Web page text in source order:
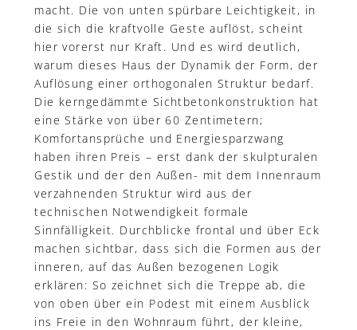
macht. Die von unten spürbare Leichtigkeit, in
die sich die kraftvolle Geste auflöst, scheint
hier vorerst nur Kraft. Und es wird deutlich,
warum dieses Haus der Dynamik der Form, der
Auflösung einer orthogonalen Struktur bedarf.
Die kerngedämmte Sichtbetonkonstruktion hat
eine Stärke von über 60 Zentimetern;
Komfortansprüche und Energiesparzwang
haben ihren Preis – erst dank der skulpturalen
Gestik und der den Außen- mit dem Innenraum
verzahnenden Struktur wird aus der
technischen Notwendigkeit formale
Sinnfälligkeit. Durchblicke frontal und über Eck
machen sichtbar, dass sich die Formen aus der
inneren, auf das Außen bezogenen Logik
erklären: So zeichnet sich die Treppe ab, die
von oben über ein Podest mit einem Ausblick
ins Freie in den Wohnraum führt, der kleine,